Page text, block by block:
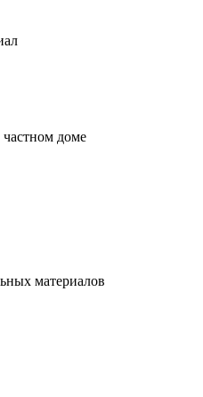
доме
материалов